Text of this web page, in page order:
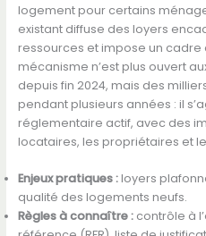
logement pour certains
existant diffuse des loyers
ressources et impose un cadre
mécanisme n’est plus ouvert
depuis fin 2024, mais des
pendant plusieurs années : il
réglementaire actif, avec des
locataires, les propriétaires et
Enjeux pratiques :loyers
qualité des logements neufs.
Règles à connaître :contrôle à